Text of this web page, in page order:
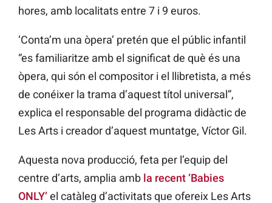
hores, amb localitats entre 7 i 9 euros.
‘Conta’m una òpera’ pretén que el públic infantil
“es familiaritze amb el significat de què és una
òpera, qui són el compositor i el llibretista, a més
de conéixer la trama d’aquest títol universal”,
explica el responsable del programa didàctic de
Les Arts i creador d’aquest muntatge, Víctor Gil.
Aquesta nova producció, feta per l’equip del
centre d’arts, amplia amb la recent ‘Babies
ONLY’el catàleg d’activitats que ofereix Les Arts